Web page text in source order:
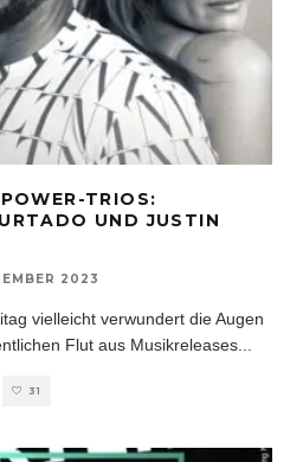
TRIOS:
UND JUSTIN
2023
vielleicht verwundert die Augen
Flut aus Musikreleases...
31